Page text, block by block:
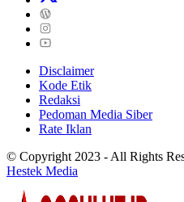
Disclaimer
Kode Etik
Redaksi
Pedoman Media Siber
Rate Iklan
© Copyright 2023 - All Rights
Hestek Media